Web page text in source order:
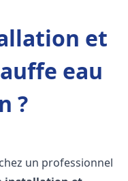
et
eau
?
un professionnel